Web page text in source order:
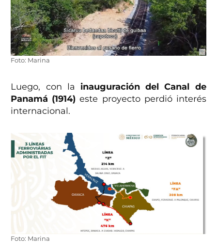
Foto: Marina
Luego, con la inauguración del Canal de
Panamá (1914) este proyecto perdió interés
internacional.
Foto: Marina